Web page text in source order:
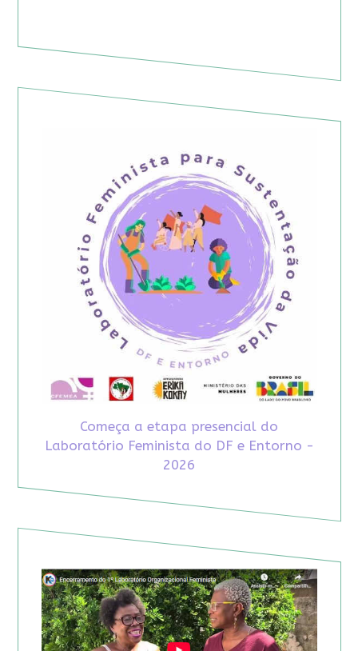
Começa a etapa presencial do
Laboratório Feminista do DF e Entorno -
2026